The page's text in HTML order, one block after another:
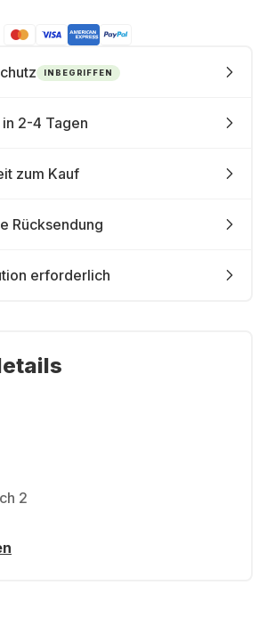
INBEGRIFFEN
2-4 Tagen
zum Kauf
Rücksendung
erforderlich
2